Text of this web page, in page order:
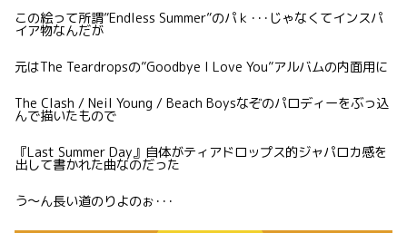
この絵って所謂”Endless Summer”のパｋ･･･じゃなくてインスパ
イア物なんだが
元はThe Teardropsの”Goodbye I Love You”アルバムの内面用に
The Clash / Neil Young / Beach Boysなぞのパロディーをぶっ込
んで描いたもので
『Last Summer Day』自体がティアドロップス的ジャパロカ感を
出して書かれた曲なのだった
う〜ん長い道のりよのぉ･･･